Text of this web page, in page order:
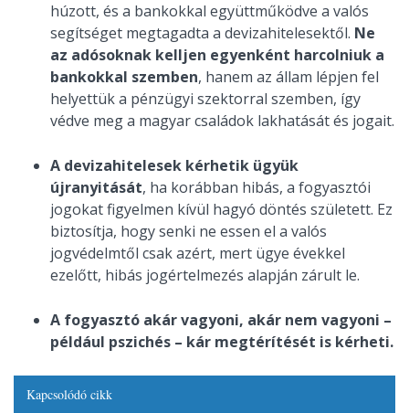
húzott, és a bankokkal együttműködve a valós
segítséget megtagadta a devizahitelesektől. Ne
az adósoknak kelljen egyenként harcolniuk a
bankokkal szemben, hanem az állam lépjen fel
helyettük a pénzügyi szektorral szemben, így
védve meg a magyar családok lakhatását és jogait.
A devizahitelesek kérhetik ügyük
újranyitását, ha korábban hibás, a fogyasztói
jogokat figyelmen kívül hagyó döntés született. Ez
biztosítja, hogy senki ne essen el a valós
jogvédelmtől csak azért, mert ügye évekkel
ezelőtt, hibás jogértelmezés alapján zárult le.
A fogyasztó akár vagyoni, akár nem vagyoni –
például pszichés – kár megtérítését is kérheti.
Kapcsolódó cikk